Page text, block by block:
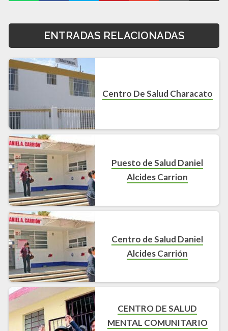
ENTRADAS RELACIONADAS
Centro De Salud Characato
Puesto de Salud Daniel
Alcides Carrion
Centro de Salud Daniel
Alcides Carrión
CENTRO DE SALUD
MENTAL COMUNITARIO